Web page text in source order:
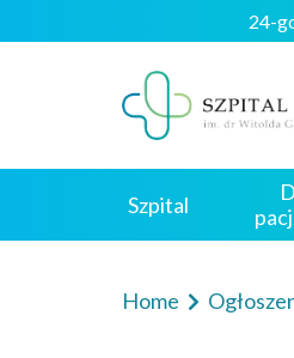
Szpital
Home